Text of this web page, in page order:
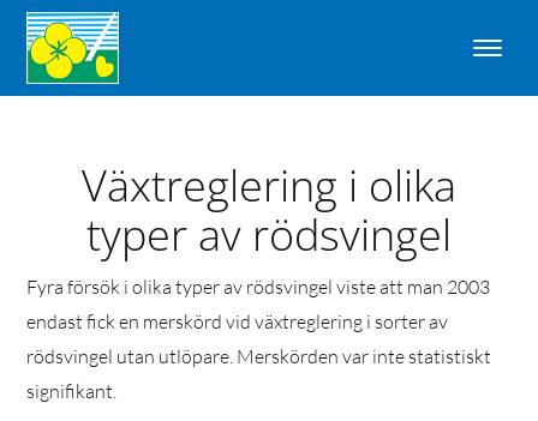
Växtreglering i olika
typer av rödsvingel
Fyra försök i olika typer av rödsvingel viste att man 2003
endast fick en merskörd vid växtreglering i sorter av
rödsvingel utan utlöpare. Merskörden var inte statistiskt
signifikant.